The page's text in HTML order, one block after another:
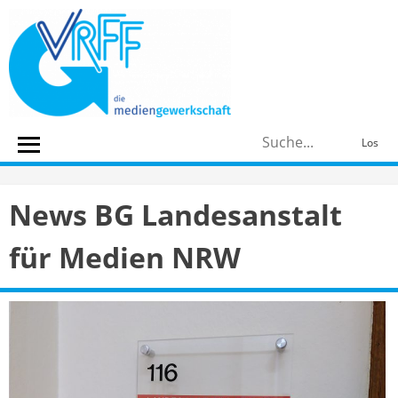
content
Los
News BG Landesanstalt
für Medien NRW